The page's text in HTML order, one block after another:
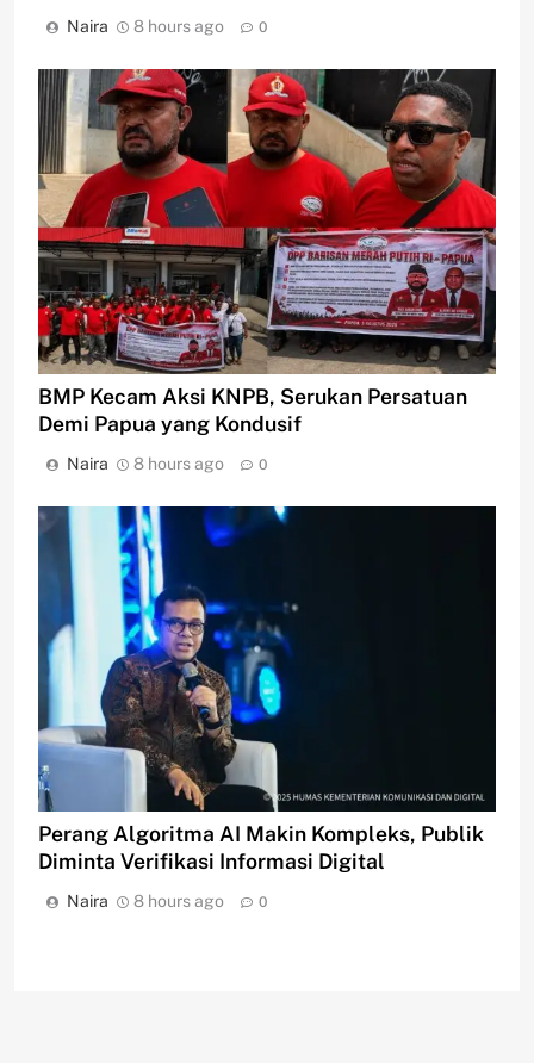
Naira 8 hours ago 0
BMP Kecam Aksi KNPB, Serukan Persatuan
Demi Papua yang Kondusif
Naira 8 hours ago 0
Perang Algoritma AI Makin Kompleks, Publik
Diminta Verifikasi Informasi Digital
Naira 8 hours ago 0